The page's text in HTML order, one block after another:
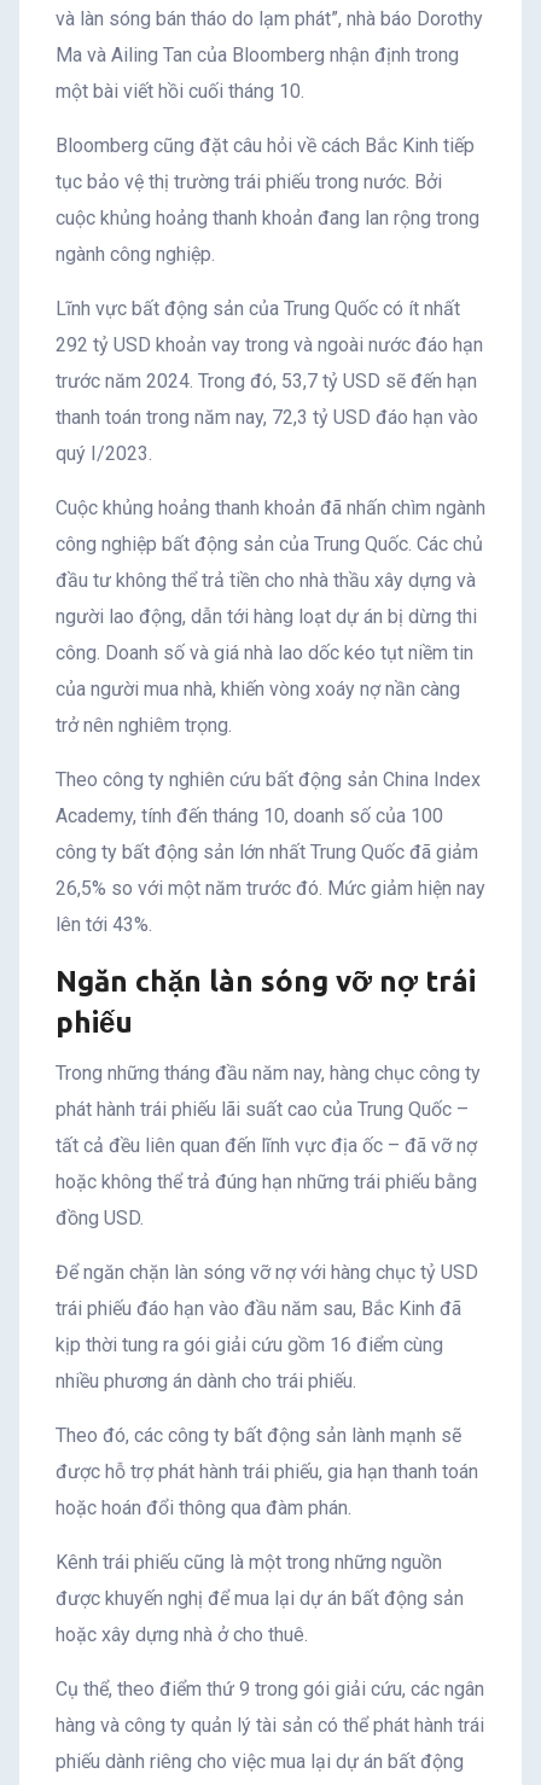
và làn sóng bán tháo do lạm phát”, nhà báo Dorothy
Ma và Ailing Tan của Bloomberg nhận định trong
một bài viết hồi cuối tháng 10.
Bloomberg cũng đặt câu hỏi về cách Bắc Kinh tiếp
tục bảo vệ thị trường trái phiếu trong nước. Bởi
cuộc khủng hoảng thanh khoản đang lan rộng trong
ngành công nghiệp.
Lĩnh vực bất động sản của Trung Quốc có ít nhất
292 tỷ USD khoản vay trong và ngoài nước đáo hạn
trước năm 2024. Trong đó, 53,7 tỷ USD sẽ đến hạn
thanh toán trong năm nay, 72,3 tỷ USD đáo hạn vào
quý I/2023.
Cuộc khủng hoảng thanh khoản đã nhấn chìm ngành
công nghiệp bất động sản của Trung Quốc. Các chủ
đầu tư không thể trả tiền cho nhà thầu xây dựng và
người lao động, dẫn tới hàng loạt dự án bị dừng thi
công. Doanh số và giá nhà lao dốc kéo tụt niềm tin
của người mua nhà, khiến vòng xoáy nợ nần càng
trở nên nghiêm trọng.
Theo công ty nghiên cứu bất động sản China Index
Academy, tính đến tháng 10, doanh số của 100
công ty bất động sản lớn nhất Trung Quốc đã giảm
26,5% so với một năm trước đó. Mức giảm hiện nay
lên tới 43%.
Ngăn chặn làn sóng vỡ nợ trái
phiếu
Trong những tháng đầu năm nay, hàng chục công ty
phát hành trái phiếu lãi suất cao của Trung Quốc –
tất cả đều liên quan đến lĩnh vực địa ốc – đã vỡ nợ
hoặc không thể trả đúng hạn những trái phiếu bằng
đồng USD.
Để ngăn chặn làn sóng vỡ nợ với hàng chục tỷ USD
trái phiếu đáo hạn vào đầu năm sau, Bắc Kinh đã
kịp thời tung ra gói giải cứu gồm 16 điểm cùng
nhiều phương án dành cho trái phiếu.
Theo đó, các công ty bất động sản lành mạnh sẽ
được hỗ trợ phát hành trái phiếu, gia hạn thanh toán
hoặc hoán đổi thông qua đàm phán.
Kênh trái phiếu cũng là một trong những nguồn
được khuyến nghị để mua lại dự án bất động sản
hoặc xây dựng nhà ở cho thuê.
Cụ thể, theo điểm thứ 9 trong gói giải cứu, các ngân
hàng và công ty quản lý tài sản có thể phát hành trái
phiếu dành riêng cho việc mua lại dự án bất động